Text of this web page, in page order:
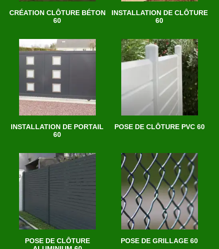
CRÉATION CLÔTURE BÉTON
60
INSTALLATION DE CLÔTURE
60
INSTALLATION DE PORTAIL
60
POSE DE CLÔTURE PVC 60
POSE DE CLÔTURE
POSE DE GRILLAGE 60